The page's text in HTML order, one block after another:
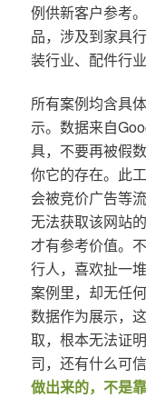
例供新客户参考
品，涉及到家具
装行业、配件行
所有案例均含具
示。数据来自
具，不要再被假
你它的存在。此
会被竞价广告等
无法获取该网站
才有参考价值。
行人，喜欢扯一
案例里，却无任
数据作为展示，
取，根本无法证
司，还有什么可信
做出来的，不是